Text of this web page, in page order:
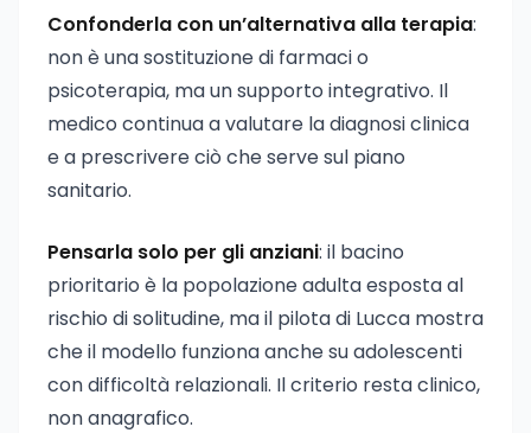
Confonderla con un’alternativa alla terapia:
non è una sostituzione di farmaci o
psicoterapia, ma un supporto integrativo. Il
medico continua a valutare la diagnosi clinica
e a prescrivere ciò che serve sul piano
sanitario.
Pensarla solo per gli anziani: il bacino
prioritario è la popolazione adulta esposta al
rischio di solitudine, ma il pilota di Lucca mostra
che il modello funziona anche su adolescenti
con difficoltà relazionali. Il criterio resta clinico,
non anagrafico.